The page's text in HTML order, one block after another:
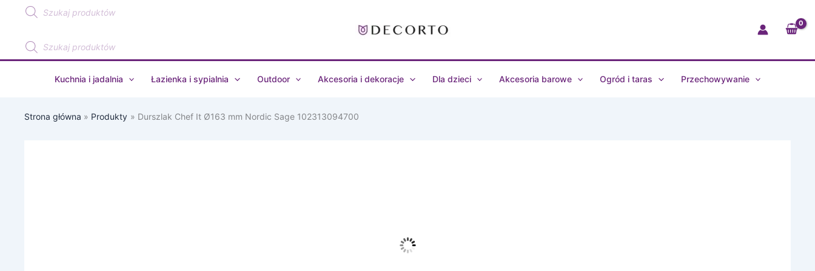
PrzejdźWyszukiwarka
produktów
Wyszukiwarka
produktów
Kuchnia i jadalnia Łazienka i sypialnia Outdoor Akcesoria i dekoracje Dla dzieci Akcesoria barowe Ogród i taras Przechowywanie
Strona główna Produkty Durszlak Chef It Ø163 mm Nordic Sage 102313094700
102313094700